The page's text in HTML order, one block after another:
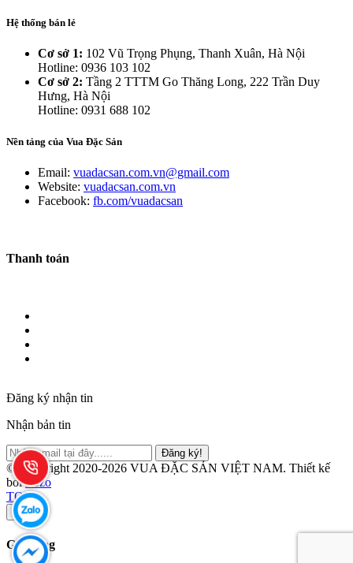
Hệ thống bán lẻ
Cơ sở 1: 102 Vũ Trọng Phụng, Thanh Xuân, Hà Nội
Hotline: 0936 103 102
Cơ sở 2: Tầng 2 TTTM Go Thăng Long, 222 Trần Duy
Hưng, Hà Nội
Hotline: 0931 688 102
Nền tảng của Vua Đặc Sản
Email: vuadacsan.com.vn@gmail.com
Website: vuadacsan.com.vn
Facebook: fb.com/vuadacsan
Thanh toán
Đăng ký nhận tin
Nhận bản tin
Đăng ký!
© Copyright 2020-2026 VUA ĐẶC SẢN VIỆT NAM. Thiết kế
bởiZozo
TOP
×
Giỏ hàng